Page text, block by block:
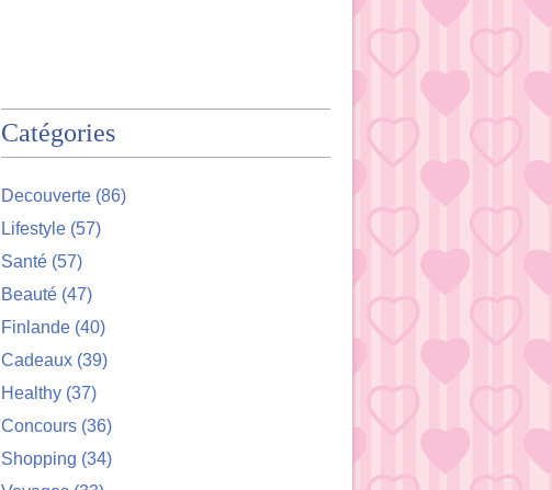
Catégories
Decouverte (86)
Lifestyle (57)
Santé (57)
Beauté (47)
Finlande (40)
Cadeaux (39)
Healthy (37)
Concours (36)
Shopping (34)